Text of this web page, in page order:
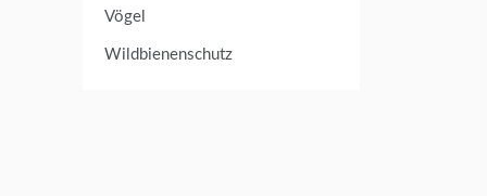
Vögel
Wildbienenschutz